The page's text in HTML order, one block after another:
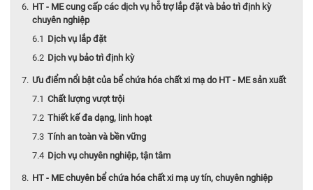
HT - ME cung cấp các dịch vụ hỗ trợ lắp đặt và bảo trì định kỳ
chuyên nghiệp
Dịch vụ lắp đặt
Dịch vụ bảo trì định kỳ
Ưu điểm nổi bật của bể chứa hóa chất xi mạ do HT - ME sản xuất
Chất lượng vượt trội
Thiết kế đa dạng, linh hoạt
Tính an toàn và bền vững
Dịch vụ chuyên nghiệp, tận tâm
HT - ME chuyên bể chứa hóa chất xi mạ uy tín, chuyên nghiệp